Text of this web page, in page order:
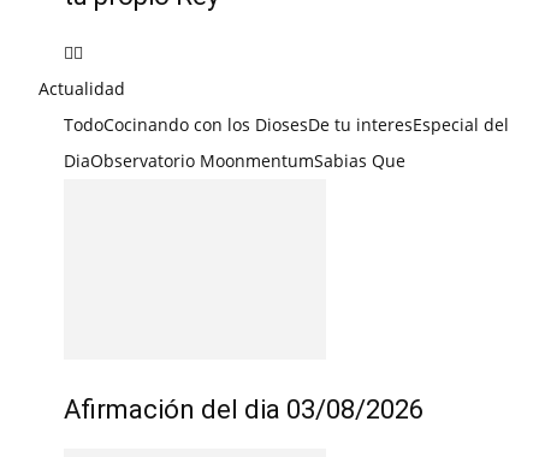
Actualidad
TodoCocinando con los DiosesDe tu interesEspecial del
DiaObservatorio MoonmentumSabias Que
Afirmación del dia 03/08/2026